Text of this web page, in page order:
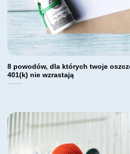
8 powodów, dla których twoje
401(k) nie wzrastają